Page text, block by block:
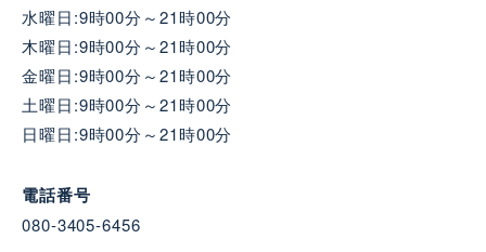
水曜日:9時00分～21時00分
木曜日:9時00分～21時00分
金曜日:9時00分～21時00分
土曜日:9時00分～21時00分
日曜日:9時00分～21時00分
電話番号
080-3405-6456